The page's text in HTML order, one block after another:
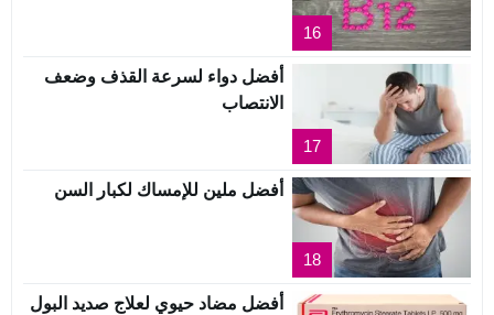
16
17
أفضل دواء لسرعة القذف وضعف
الانتصاب
18
أفضل ملين للإمساك لكبار السن
أفضل مضاد حيوي لعلاج صديد البول